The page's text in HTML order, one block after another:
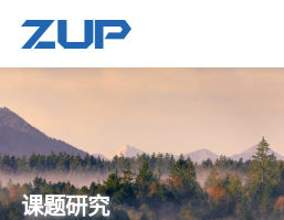
课题研究